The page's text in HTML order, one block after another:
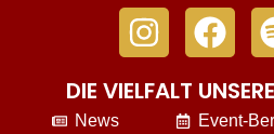
DIE VIELFALT
News
Event-